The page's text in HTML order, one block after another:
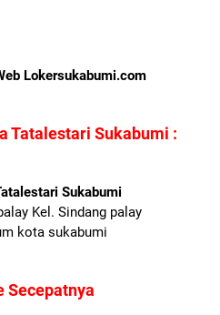
Lokersukabumi.com
Tatalestari Sukabumi :
Sukabumi
Kel. Sindang palay
kota sukabumi
Secepatnya